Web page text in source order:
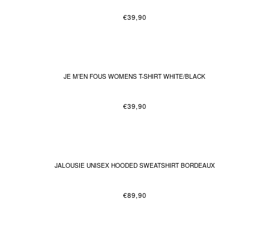
€39,90
JE M’EN FOUS WOMENS T-SHIRT WHITE/BLACK
€39,90
JALOUSIE UNISEX HOODED SWEATSHIRT BORDEAUX
€89,90